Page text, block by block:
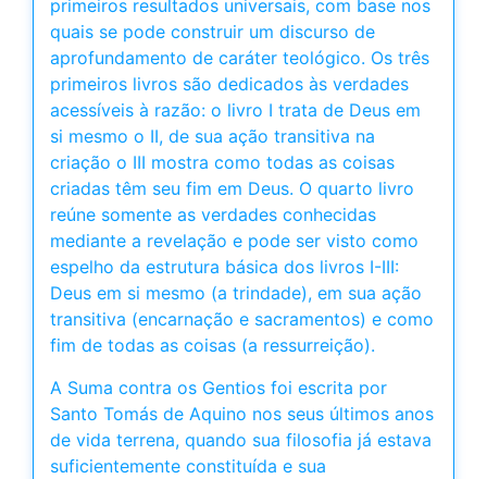
primeiros resultados universais, com base nos
quais se pode construir um discurso de
aprofundamento de caráter teológico. Os três
primeiros livros são dedicados às verdades
acessíveis à razão: o livro I trata de Deus em
si mesmo o II, de sua ação transitiva na
criação o III mostra como todas as coisas
criadas têm seu fim em Deus. O quarto livro
reúne somente as verdades conhecidas
mediante a revelação e pode ser visto como
espelho da estrutura básica dos livros I-III:
Deus em si mesmo (a trindade), em sua ação
transitiva (encarnação e sacramentos) e como
fim de todas as coisas (a ressurreição).
A Suma contra os Gentios foi escrita por
Santo Tomás de Aquino nos seus últimos anos
de vida terrena, quando sua filosofia já estava
suficientemente constituída e sua